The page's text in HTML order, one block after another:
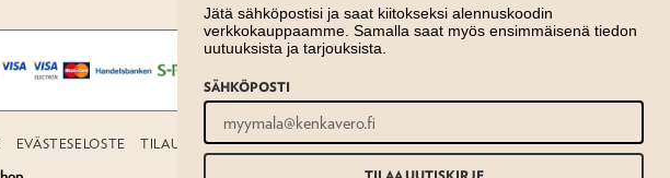
EVÄSTESELOSTE TILAUS- JA TOIMITUSEHDOT
Jätä sähköpostisi ja saat kiitokseksi alennuskoodin
verkkokauppaamme. Samalla saat myös ensimmäisenä tiedon
uutuuksista ja tarjouksista.
SÄHKÖPOSTI
TILAA UUTISKIRJE